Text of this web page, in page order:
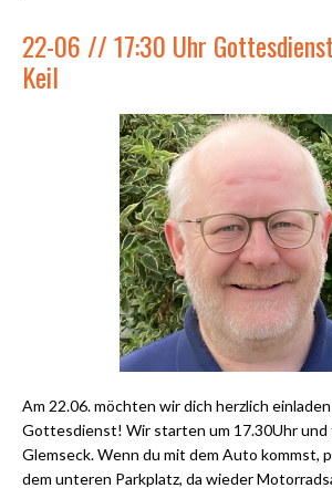
22-06 // 17:30 Uhr
Keil
Am 22.06. möchten wir dich herzlich
Gottesdienst! Wir starten um 17.30Uhr
Glemseck. Wenn du mit dem Auto kommst,
dem unteren Parkplatz, da wieder